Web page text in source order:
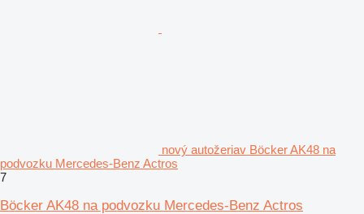
nový autožeriav Böcker AK48 na
podvozku Mercedes-Benz Actros
7
Böcker AK48 na podvozku Mercedes-Benz Actros